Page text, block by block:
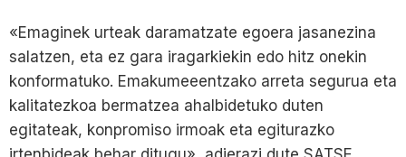
«Emaginek urteak daramatzate egoera jasanezina
salatzen, eta ez gara iragarkiekin edo hitz onekin
konformatuko. Emakumeeentzako arreta segurua eta
kalitatezkoa bermatzea ahalbidetuko duten
egitateak, konpromiso irmoak eta egiturazko